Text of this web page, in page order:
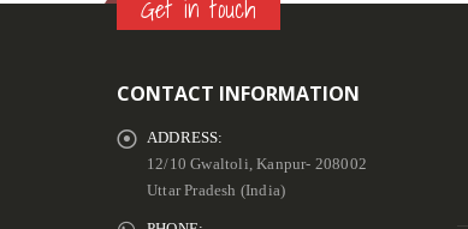
Get in touch
CONTACT INFORMATION
ADDRESS:
12/10 Gwaltoli, Kanpur- 208002
Uttar Pradesh (India)